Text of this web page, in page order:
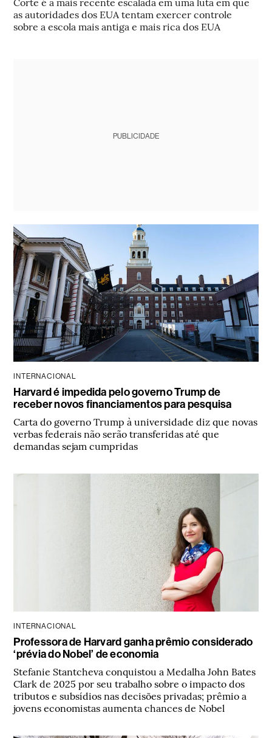
as autoridades dos EUA tentam exercer controle
sobre a escola mais antiga e mais rica dos EUA
PUBLICIDADE
INTERNACIONAL
Harvard é impedida pelo governo Trump de
receber novos financiamentos para pesquisa
Carta do governo Trump à universidade diz que novas
verbas federais não serão transferidas até que
demandas sejam cumpridas
INTERNACIONAL
Professora de Harvard ganha prêmio considerado
‘prévia do Nobel’ de economia
Stefanie Stantcheva conquistou a Medalha John Bates
Clark de 2025 por seu trabalho sobre o impacto dos
tributos e subsídios nas decisões privadas; prêmio a
jovens economistas aumenta chances de Nobel